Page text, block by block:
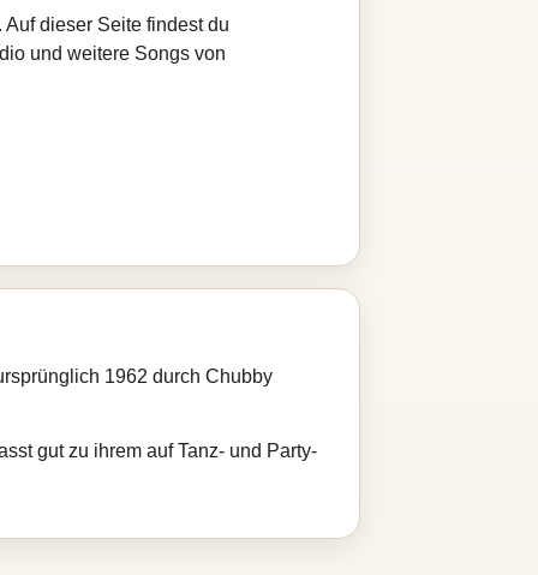
dieser Seite findest du
und weitere Songs von
1962 durch Chubby
gut zu ihrem auf Tanz- und Party-